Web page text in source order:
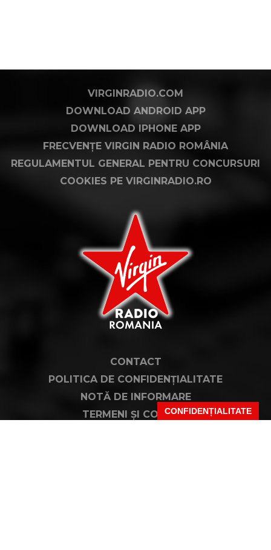
CONFIDENȚIALITATE
VIRGINRADIO.COM
DOWNLOAD ANDROID APP
DOWNLOAD IPHONE APP
FRECVENȚE VIRGIN RADIO ROMÂNIA
REGULAMENTUL GENERAL PENTRU CONCURSURI
COOKIES PE VIRGINRADIO.RO
CONTACT
POLITICA DE CONFIDENȚIALITATE
NOTĂ DE INFORMARE
TERMENI ȘI CONDIȚII